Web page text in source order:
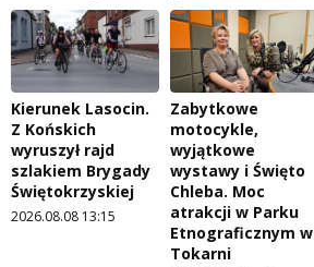
Kierunek Lasocin.
Z Końskich
wyruszył rajd
szlakiem Brygady
Świętokrzyskiej
2026.08.08 13:15
Zabytkowe
motocykle,
wyjątkowe
wystawy i Święto
Chleba. Moc
atrakcji w Parku
Etnograficznym w
Tokarni